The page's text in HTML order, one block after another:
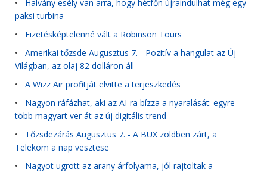
• Halvány esély van arra, hogy hétfőn újraindulhat még egy
paksi turbina
• Fizetésképtelenné vált a Robinson Tours
• Amerikai tőzsde Augusztus 7. - Pozitív a hangulat az Új-
Világban, az olaj 82 dolláron áll
• A Wizz Air profitját elvitte a terjeszkedés
• Nagyon ráfázhat, aki az AI-ra bízza a nyaralását: egyre
több magyart ver át az új digitális trend
• Tőzsdezárás Augusztus 7. - A BUX zöldben zárt, a
Telekom a nap vesztese
• Nagyot ugrott az arany árfolyama, jól rajtoltak a